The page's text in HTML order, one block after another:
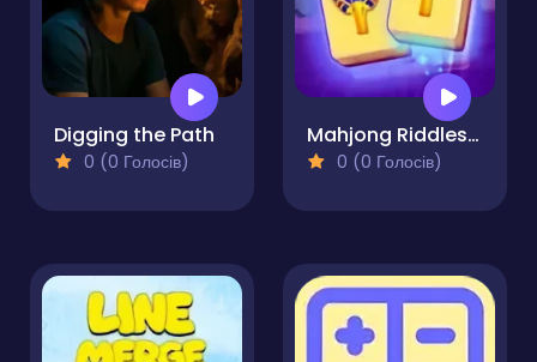
Digging the Path
0 (0 Голосів)
Mahjong Riddles Egypt
0 (0 Голосів)